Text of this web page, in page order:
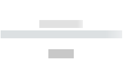
------------
----------- ----------- ----------